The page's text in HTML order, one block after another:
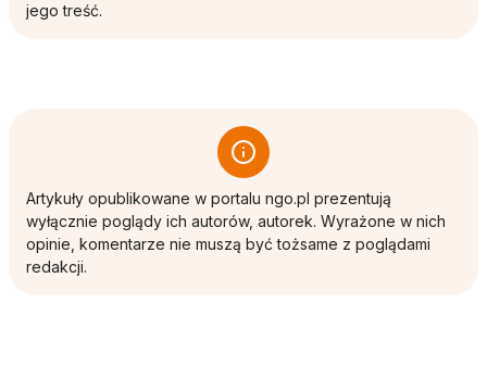
jego treść.
Artykuły opublikowane w portalu ngo.pl prezentują
wyłącznie poglądy ich autorów, autorek. Wyrażone w nich
opinie, komentarze nie muszą być tożsame z poglądami
redakcji.